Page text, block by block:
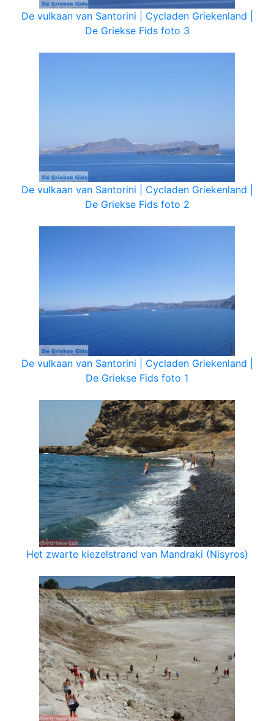
De vulkaan van Santorini | Cycladen Griekenland |
De Griekse Fids foto 3
De vulkaan van Santorini | Cycladen Griekenland |
De Griekse Fids foto 2
De vulkaan van Santorini | Cycladen Griekenland |
De Griekse Fids foto 1
Het zwarte kiezelstrand van Mandraki (Nisyros)